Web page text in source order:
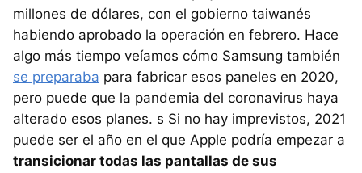
millones de dólares, con el gobierno taiwanés
habiendo aprobado la operación en febrero. Hace
algo más tiempo veíamos cómo Samsung también
se preparaba para fabricar esos paneles en 2020,
pero puede que la pandemia del coronavirus haya
alterado esos planes. s Si no hay imprevistos, 2021
puede ser el año en el que Apple podría empezar a
transicionar todas las pantallas de sus